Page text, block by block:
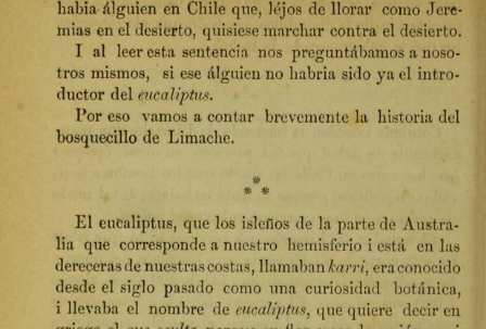
Itinerario del ferrocarril de
Valparaíso a Santiago
espresamente grabado en Paris en
madera para esta obra
Dedicatoria
En la Estación de Valparaíso
El banquete de inauguración i el
motín de Oyarce
Viña del Mar
Bosquejo histórico
El Salto